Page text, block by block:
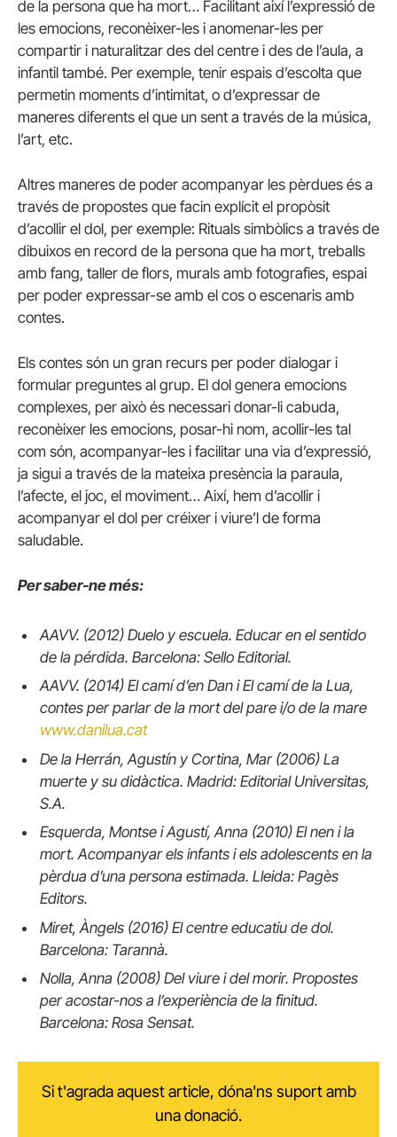
de la persona que ha mort… Facilitant així l’expressió de
les emocions, reconèixer-les i anomenar-les per
compartir i naturalitzar des del centre i des de l’aula, a
infantil també. Per exemple, tenir espais d’escolta que
permetin moments d’intimitat, o d’expressar de
maneres diferents el que un sent a través de la música,
l’art, etc.
Altres maneres de poder acompanyar les pèrdues és a
través de propostes que facin explícit el propòsit
d’acollir el dol, per exemple: Rituals simbòlics a través de
dibuixos en record de la persona que ha mort, treballs
amb fang, taller de flors, murals amb fotografies, espai
per poder expressar-se amb el cos o escenaris amb
contes.
Els contes són un gran recurs per poder dialogar i
formular preguntes al grup. El dol genera emocions
complexes, per això és necessari donar-li cabuda,
reconèixer les emocions, posar-hi nom, acollir-les tal
com són, acompanyar-les i facilitar una via d’expressió,
ja sigui a través de la mateixa presència la paraula,
l’afecte, el joc, el moviment… Així, hem d’acollir i
acompanyar el dol per créixer i viure’l de forma
saludable.
Per saber-ne més:
AAVV. (2012) Duelo y escuela. Educar en el sentido
de la pérdida. Barcelona: Sello Editorial.
AAVV. (2014) El camí d’en Dan i El camí de la Lua,
contes per parlar de la mort del pare i/o de la mare
www.danilua.cat
De la Herrán, Agustín y Cortina, Mar (2006) La
muerte y su didàctica. Madrid: Editorial Universitas,
S.A.
Esquerda, Montse i Agustí, Anna (2010) El nen i la
mort. Acompanyar els infants i els adolescents en la
pèrdua d’una persona estimada. Lleida: Pagès
Editors.
Miret, Àngels (2016) El centre educatiu de dol.
Barcelona: Tarannà.
Nolla, Anna (2008) Del viure i del morir. Propostes
per acostar-nos a l’experiència de la finitud.
Barcelona: Rosa Sensat.
Si t'agrada aquest article, dóna'ns suport amb
una donació.